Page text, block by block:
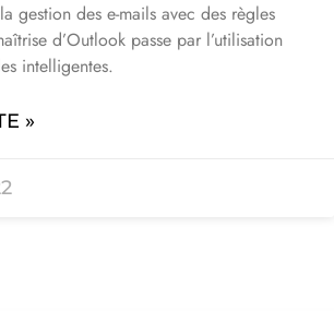
gestion des e-mails avec des règles
d’Outlook passe par l’utilisation
intelligentes.
»